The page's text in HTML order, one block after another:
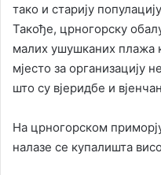
тако и старију
Такође, црногорску
малих ушушканих плажа
мјесто за организацију
што су вјеридбе и
На црногорском
налазе се купалишта